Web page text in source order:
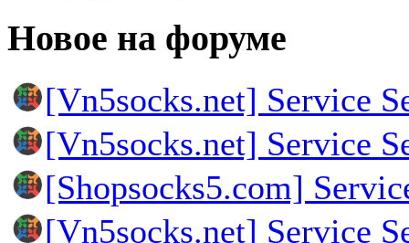
Новое на форуме
[Vn5socks.net] Service
[Vn5socks.net] Service
[Shopsocks5.com]
[Vn5socks.net] Service